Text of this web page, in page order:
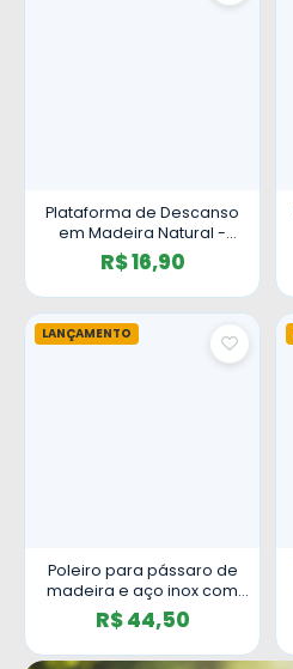
Plataforma de Descanso
em Madeira Natural -
Grande
R$ 16,90
LANÇAMENTO
Poleiro para pássaro de
madeira e aço inox com
tigela dupla - 30 cm
R$ 44,50